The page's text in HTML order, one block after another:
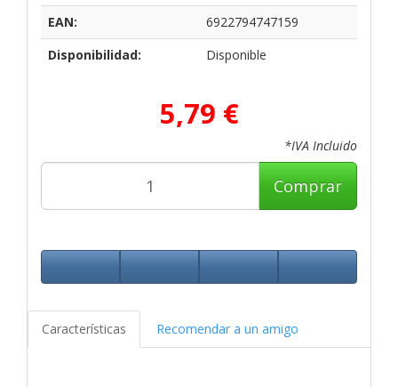
EAN:
6922794747159
Disponibilidad:
Disponible
5,79 €
*IVA Incluido
Comprar
Características Recomendar a un amigo